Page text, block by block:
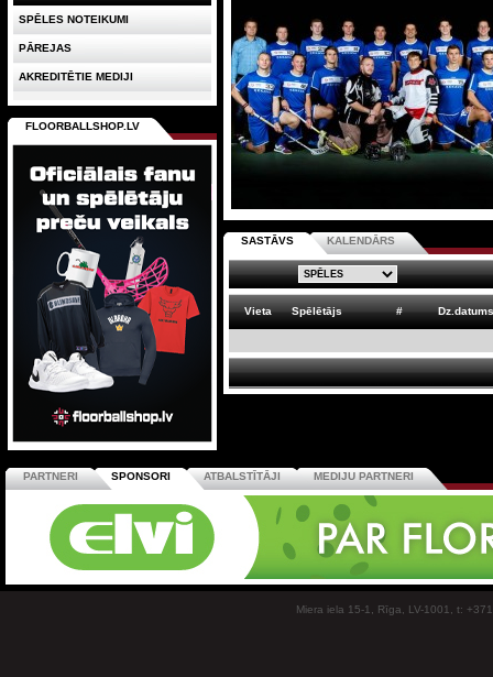
SASTĀVS KALENDĀRS
Vieta Spēlētājs # Dz.datums
SPĒLES NOTEIKUMI
PĀREJAS
AKREDITĒTIE MEDIJI
FLOORBALLSHOP.LV
PARTNERI SPONSORI ATBALSTĪTĀJI MEDIJU PARTNERI
Miera iela 15-1, Rīga, LV-1001, t: